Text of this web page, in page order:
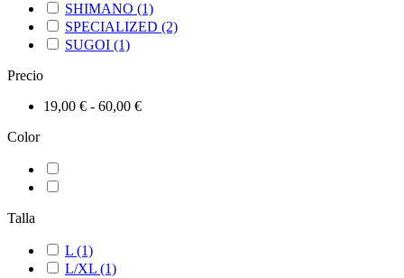
SHIMANO (1)
SPECIALIZED (2)
SUGOI (1)
Precio
19,00 € - 60,00 €
Color
Talla
L (1)
L/XL (1)